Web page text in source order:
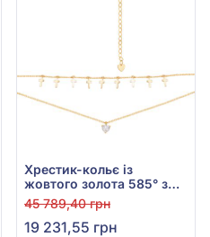
Хрестик-кольє із
жовтого золота 585° з
фіанітом/куб.цирконієм,
арт. 194284
45 789,40 грн
19 231,55 грн